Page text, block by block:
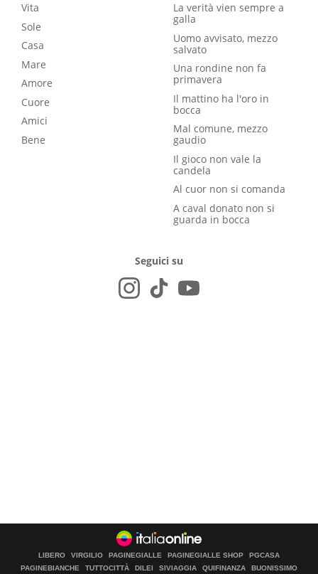
Vita
Sole
Casa
Mare
Amore
Cuore
Amici
Bene
La verità vien sempre a
galla
Uomo avvisato, mezzo
salvato
Una rondine non fa
primavera
Il mattino ha l'oro in
bocca
Mal comune, mezzo
gaudio
Il gioco non vale la
candela
Al cuor non si comanda
A caval donato non si
guarda in bocca
Seguici su
LIBERO VIRGILIO PAGINEGIALLE PAGINEGIALLE SHOP
PGCASA
PAGINEBIANCHE
TUTTOCITTÀ DILEI SIVIAGGIA QUIFINANZA BUONISSIMO